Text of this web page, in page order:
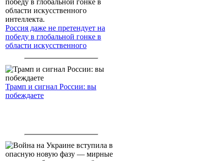
Россия даже не претендует на
победу в глобальной гонке в
области искусственного
Трамп и сигнал России: вы
побеждаете